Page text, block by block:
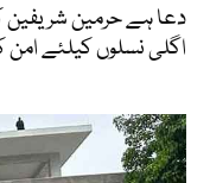
دعا ہے حرمین شریفین
اگلی نسلوں کیلئے امن